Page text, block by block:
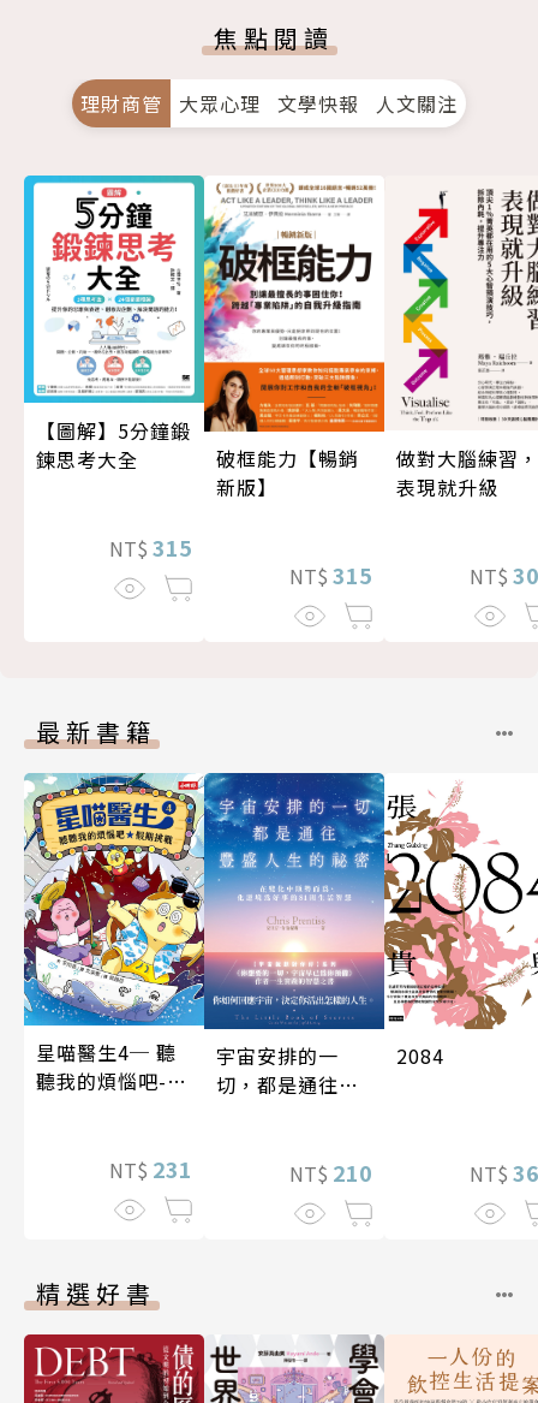
焦點閱讀
理財商管 大眾心理 文學快報 人文關注
【圖解】5分鐘鍛
鍊思考大全
NT$ 315
破框能力【暢銷
新版】
NT$ 315
做對大腦練習，
表現就升級
NT$
最新書籍
星喵醫生4─ 聽
聽我的煩惱吧-假
NT$ 231
宇宙安排的一
切，都是通往豐
NT$ 210
2084
NT$
精選好書